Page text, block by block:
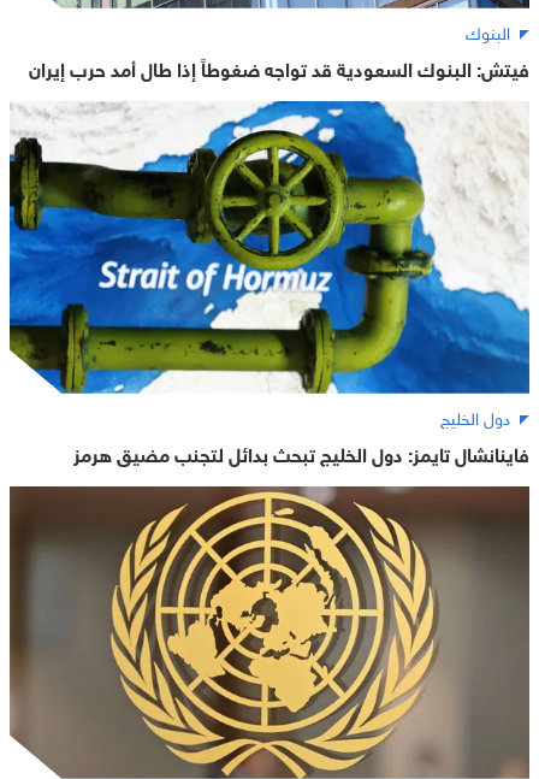
البنوك
فيتش: البنوك السعودية قد تواجه ضغوطاً إذا طال أمد حرب إيران
دول الخليج
فاينانشال تايمز: دول الخليج تبحث بدائل لتجنب مضيق هرمز